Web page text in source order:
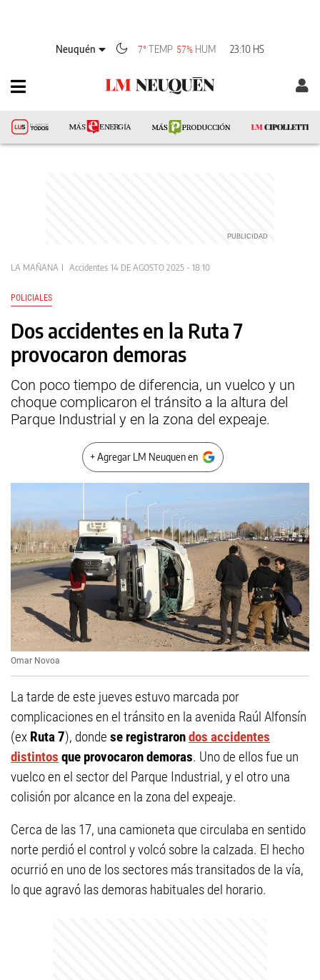
Neuquén 7°TEMP 57% HUM 23:10 HS
LA MAÑANA Accidentes 14 DE AGOSTO 2025 - 18:10
POLICIALES
Dos accidentes en la Ruta 7
provocaron demoras
Con poco tiempo de diferencia, un vuelco y un
choque complicaron el tránsito a la altura del
Parque Industrial y en la zona del expeaje.
+ Agregar LM Neuquen en
Omar Novoa
La tarde de este jueves estuvo marcada por
complicaciones en el tránsito en la avenida Raúl Alfonsín
(ex Ruta 7), donde se registrarondos accidentes
distintos que provocaron demoras. Uno de ellos fue un
vuelco en el sector del Parque Industrial, y el otro una
colisión por alcance en la zona del expeaje.
Cerca de las 17, una camioneta que circulaba en sentido
norte perdió el control y volcó sobre la calzada. El hecho
ocurrió en uno de los sectores más transitados de la vía,
lo que agravó las demoras habituales del horario.